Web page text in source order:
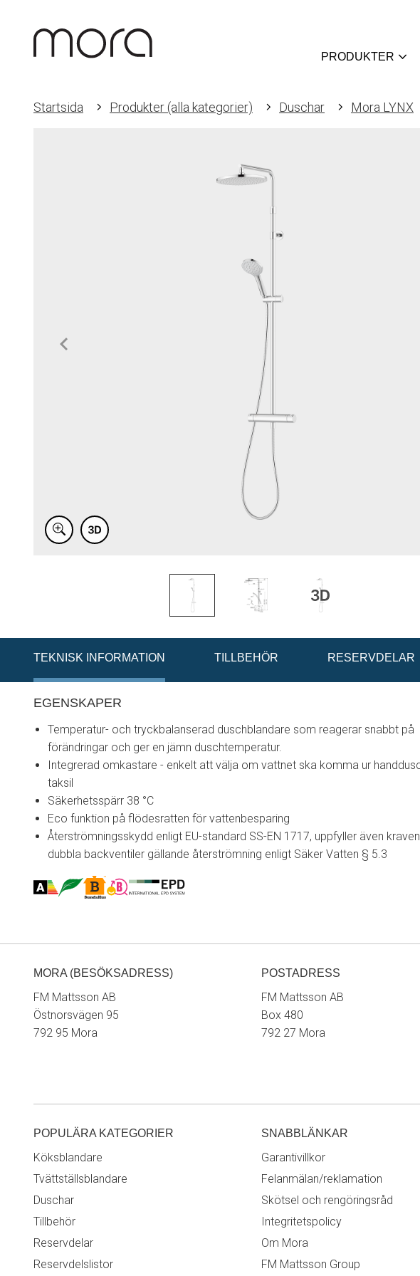
PRODUKTER
Startsida Produkter (alla kategorier) Duschar Mora LYNX
TEKNISK INFORMATION TILLBEHÖR RESERVDELAR
EGENSKAPER
Temperatur- och tryckbalanserad duschblandare som reagerar snabbt på
förändringar och ger en jämn duschtemperatur.
Integrerad omkastare - enkelt att välja om vattnet ska komma ur
taksil
Säkerhetsspärr 38 °C
Eco funktion på flödesratten för vattenbesparing
Återströmningsskydd enligt EU-standard SS-EN 1717, uppfyller även
dubbla backventiler gällande återströmning enligt Säker Vatten § 5.3
MORA (BESÖKSADRESS)
FM Mattsson AB
Östnorsvägen 95
792 95 Mora
POSTADRESS
FM Mattsson AB
Box 480
792 27 Mora
POPULÄRA KATEGORIER
Köksblandare
Tvättställsblandare
Duschar
Tillbehör
Reservdelar
Reservdelslistor
SNABBLÄNKAR
Garantivillkor
Felanmälan/reklamation
Skötsel och rengöringsråd
Integritetspolicy
Om Mora
FM Mattsson Group